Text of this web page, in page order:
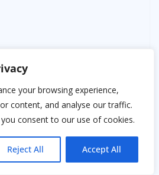
your browsing experience,
content, and analyse our traffic.
consent to our use of cookies.
Reject All Accept All